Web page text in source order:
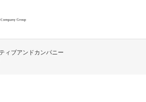
ィブアンドカンパニー